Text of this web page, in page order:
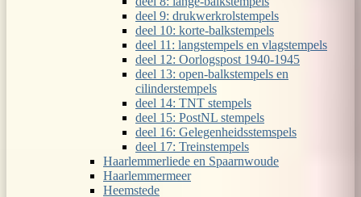
deel 9: drukwerkrolstempels
deel 10: korte-balkstempels
deel 11: langstempels en vlagstempels
deel 12: Oorlogspost 1940-1945
deel 13: open-balkstempels en
cilinderstempels
deel 14: TNT stempels
deel 15: PostNL stempels
deel 16: Gelegenheidsstemspels
deel 17: Treinstempels
Haarlemmerliede en Spaarnwoude
Haarlemmermeer
Heemstede